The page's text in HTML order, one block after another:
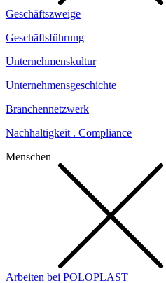
Geschäftszweige
Geschäftsführung
Unternehmenskultur
Unternehmensgeschichte
Branchennetzwerk
Nachhaltigkeit . Compliance
Menschen
Arbeiten bei POLOPLAST